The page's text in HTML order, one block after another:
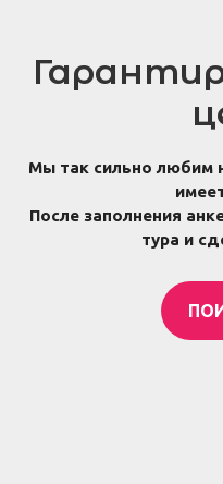
Мы так сильно любим
После заполнения
тура и